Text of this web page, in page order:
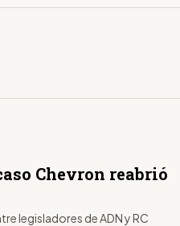
Chevron reabrió
legisladores de ADN y RC